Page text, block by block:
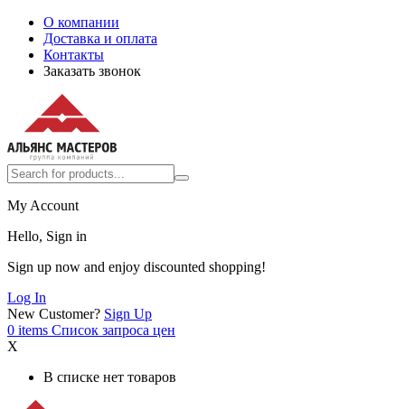
О компании
Доставка и оплата
Контакты
Заказать звонок
My Account
Hello, Sign in
Sign up now and enjoy discounted shopping!
Log In
New Customer? Sign Up
0 items Список запроса цен
X
В списке нет товаров